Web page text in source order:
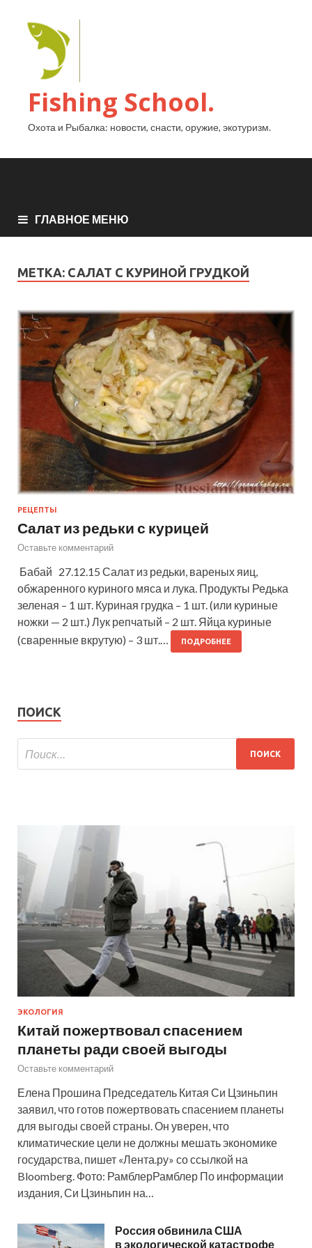
Fishing School.
Охота и Рыбалка: новости, снасти, оружие, экотуризм.
ГЛАВНОЕ МЕНЮ
МЕТКА: САЛАТ С КУРИНОЙ ГРУДКОЙ
РЕЦЕПТЫ
Салат из редьки с курицей
Оставьте комментарий
Бабай 27.12.15 Салат из редьки, вареных яиц,
обжаренного куриного мяса и лука. Продукты Редька
зеленая – 1 шт. Куриная грудка – 1 шт. (или куриные
ножки — 2 шт.) Лук репчатый – 2 шт. Яйца куриные
(сваренные вкрутую) – 3 шт.…
ПОДРОБНЕЕ
ПОИСК
ЭКОЛОГИЯ
Китай пожертвовал спасением
планеты ради своей выгоды
Оставьте комментарий
Елена Прошина Председатель Китая Си Цзиньпин
заявил, что готов пожертвовать спасением планеты
для выгоды своей страны. Он уверен, что
климатические цели не должны мешать экономике
государства, пишет «Лента.ру» со ссылкой на
Bloomberg. Фото: РамблерРамблер По информации
издания, Си Цзиньпин на…
Россия обвинила США
в экологической катастрофе